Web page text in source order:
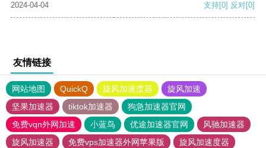
2024-04-04 支持[0] 反对[0]
友情链接
网站地图 QuickQ 旋风加速度器
旋风加速
坚果加速器
tiktok加速器
狗急加速器官网
免费vqn外网加速
小蓝鸟 优途加速器官网
风驰加速器
旋风加速器
免费vps加速器外网苹果版
旋风加速度器